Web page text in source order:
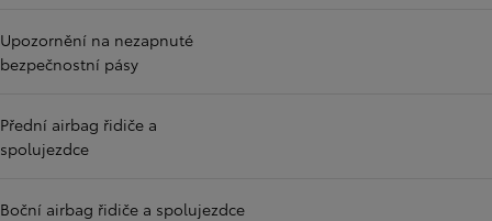
Upozornění na nezapnuté
bezpečnostní pásy
Přední airbag řidiče a
spolujezdce
Boční airbag řidiče a spolujezdce